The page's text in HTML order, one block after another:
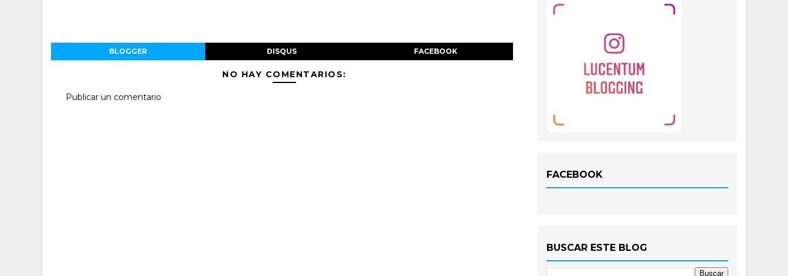
BLOGGER DISQUS FACEBOOK
NO HAY COMENTARIOS:
Publicar un comentario
FACEBOOK
BUSCAR ESTE BLOG